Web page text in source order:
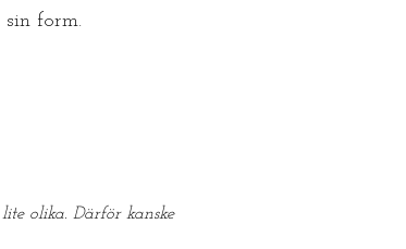
form.
olika. Därför kanske